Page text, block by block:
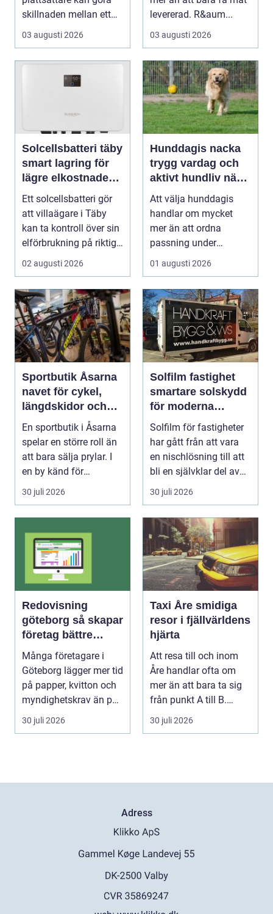
skillnaden mellan ett
rum som bara fungerar
och et...
03 augusti 2026
levererad. R&aum...
03 augusti 2026
Solcellsbatteri täby
smart lagring för
lägre elkostnader
året runt
Ett solcellsbatteri gör
att villaägare i Täby
kan ta kontroll över sin
elförbrukning på riktigt.
Gen...
02 augusti 2026
Hunddagis nacka
trygg vardag och
aktivt hundliv nära
stan
Att välja hunddagis
handlar om mycket
mer än att ordna
passning under
arbetsdagen. För
många hundäga...
01 augusti 2026
Sportbutik Åsarna
navet för cykel,
längdskidor och
löpning i södra
jämtland
En sportbutik i Åsarna
spelar en större roll än
att bara sälja prylar. I
en by känd för
längdskidåkn...
30 juli 2026
Solfilm fastighet
smartare solskydd
för moderna
byggnader
Solfilm för fastigheter
har gått från att vara
en nischlösning till att
bli en självklar del av
mode...
30 juli 2026
Redovisning
göteborg så skapar
företag bättre
kontroll och mer
tid
Många företagare i
Göteborg lägger mer tid
på papper, kvitton och
myndighetskrav än på
kunder och ut...
30 juli 2026
Taxi Åre smidiga
resor i fjällvärldens
hjärta
Att resa till och inom
Åre handlar ofta om
mer än att bara ta sig
från punkt A till B.
Vädret skifta...
30 juli 2026
Adress